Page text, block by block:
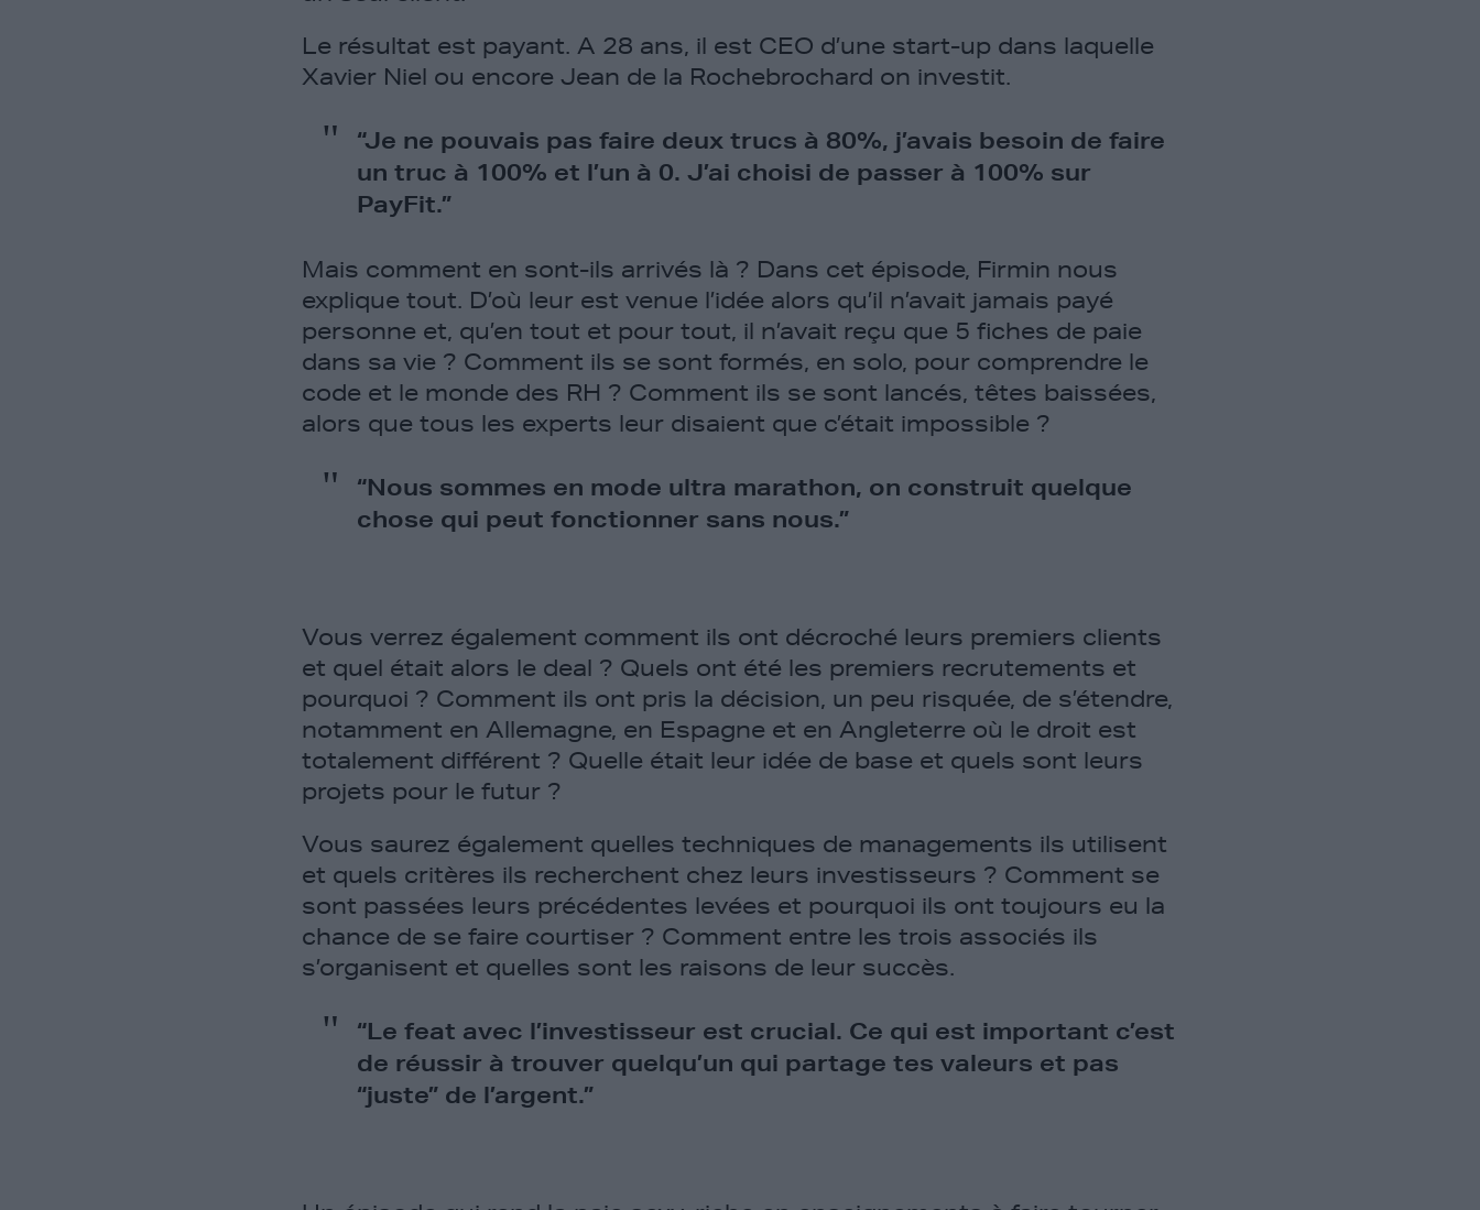
Le résultat est payant. A 28 ans, il est CEO d’une start-up dans laquelle
Xavier Niel ou encore Jean de la Rochebrochard on investit.
“Je ne pouvais pas faire deux trucs à 80%, j’avais besoin de faire
un truc à 100% et l’un à 0. J’ai choisi de passer à 100% sur
PayFit.”
Mais comment en sont-ils arrivés là ? Dans cet épisode, Firmin nous
explique tout. D’où leur est venue l’idée alors qu’il n’avait jamais payé
personne et, qu’en tout et pour tout, il n’avait reçu que 5 fiches de paie
dans sa vie ? Comment ils se sont formés, en solo, pour comprendre le
code et le monde des RH ? Comment ils se sont lancés, têtes baissées,
alors que tous les experts leur disaient que c’était impossible ?
“Nous sommes en mode ultra marathon, on construit quelque
chose qui peut fonctionner sans nous.”
Vous verrez également comment ils ont décroché leurs premiers clients
et quel était alors le deal ? Quels ont été les premiers recrutements et
pourquoi ? Comment ils ont pris la décision, un peu risquée, de s’étendre,
notamment en Allemagne, en Espagne et en Angleterre où le droit est
totalement différent ? Quelle était leur idée de base et quels sont leurs
projets pour le futur ?
Vous saurez également quelles techniques de managements ils utilisent
et quels critères ils recherchent chez leurs investisseurs ? Comment se
sont passées leurs précédentes levées et pourquoi ils ont toujours eu la
chance de se faire courtiser ? Comment entre les trois associés ils
s’organisent et quelles sont les raisons de leur succès.
“Le feat avec l’investisseur est crucial. Ce qui est important c’est
de réussir à trouver quelqu’un qui partage tes valeurs et pas
“juste” de l’argent.”